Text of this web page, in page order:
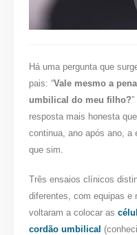
Há uma pergunta que
pais: “Vale mesmo a
umbilical do meu filho?
resposta mais honesta
continua, ano após ano, a
que sim.
Três ensaios clínicos
diferentes, com equipas
voltaram a colocar as
cordão umbilical